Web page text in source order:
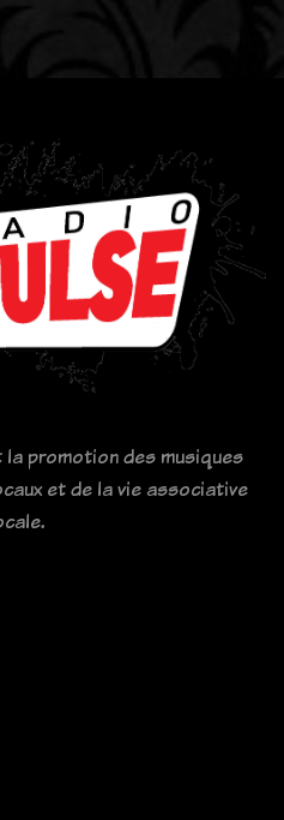
promotion des musiques
et de la vie associative